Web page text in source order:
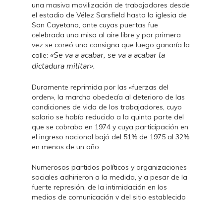
una masiva movilización de trabajadores desde
el estadio de Vélez Sarsfield hasta la iglesia de
San Cayetano, ante cuyas puertas fue
celebrada una misa al aire libre y por primera
vez se coreó una consigna que luego ganaría la
calle: «Se va a acabar, se va a acabar la
dictadura militar».
Duramente reprimida por las «fuerzas del
orden», la marcha obedecía al deterioro de las
condiciones de vida de los trabajadores, cuyo
salario se había reducido a la quinta parte del
que se cobraba en 1974 y cuya participación en
el ingreso nacional bajó del 51% de 1975 al 32%
en menos de un año.
Numerosos partidos políticos y organizaciones
sociales adhirieron a la medida, y a pesar de la
fuerte represión, de la intimidación en los
medios de comunicación y del sitio establecido